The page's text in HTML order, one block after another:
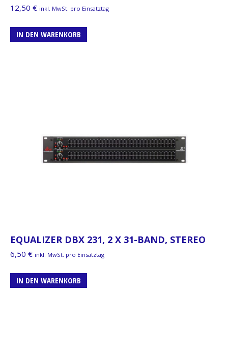
12,50 € inkl. MwSt. pro Einsatztag
IN DEN WARENKORB
EQUALIZER DBX 231, 2 X 31-BAND, STEREO
6,50 € inkl. MwSt. pro Einsatztag
IN DEN WARENKORB